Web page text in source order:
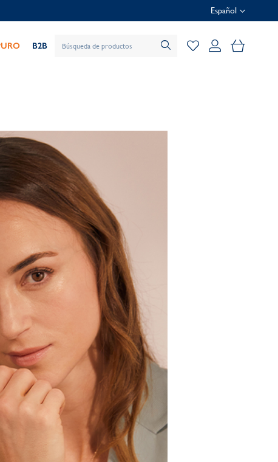
Español
B2B Mi cesta